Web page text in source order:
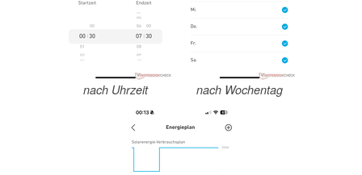
nach Uhrzeit nach Wochentag